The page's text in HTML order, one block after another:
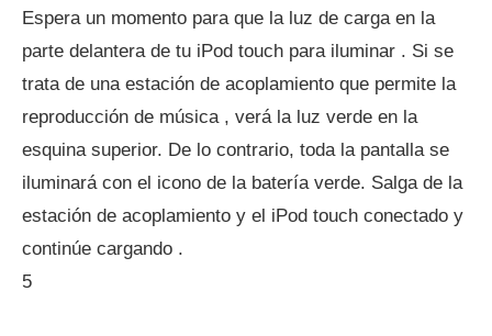
Espera un momento para que la luz de carga en la
parte delantera de tu iPod touch para iluminar . Si se
trata de una estación de acoplamiento que permite la
reproducción de música , verá la luz verde en la
esquina superior. De lo contrario, toda la pantalla se
iluminará con el icono de la batería verde. Salga de la
estación de acoplamiento y el iPod touch conectado y
continúe cargando .
5